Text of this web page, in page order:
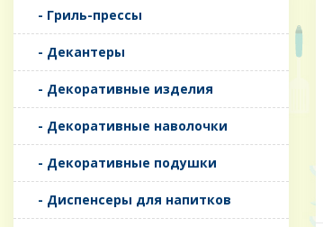
- Гриль-прессы
- Декантеры
- Декоративные изделия
- Декоративные наволочки
- Декоративные подушки
- Диспенсеры для напитков